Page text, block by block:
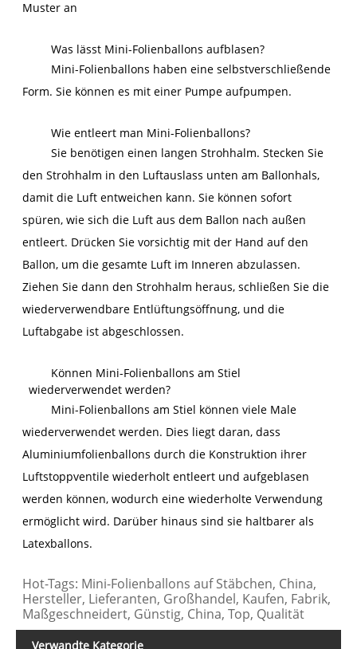
Muster an
Was lässt Mini-Folienballons aufblasen?
Mini-Folienballons haben eine selbstverschließende
Form. Sie können es mit einer Pumpe aufpumpen.
Wie entleert man Mini-Folienballons?
Sie benötigen einen langen Strohhalm. Stecken Sie
den Strohhalm in den Luftauslass unten am Ballonhals,
damit die Luft entweichen kann. Sie können sofort
spüren, wie sich die Luft aus dem Ballon nach außen
entleert. Drücken Sie vorsichtig mit der Hand auf den
Ballon, um die gesamte Luft im Inneren abzulassen.
Ziehen Sie dann den Strohhalm heraus, schließen Sie die
wiederverwendbare Entlüftungsöffnung, und die
Luftabgabe ist abgeschlossen.
Können Mini-Folienballons am Stiel
wiederverwendet werden?
Mini-Folienballons am Stiel können viele Male
wiederverwendet werden. Dies liegt daran, dass
Aluminiumfolienballons durch die Konstruktion ihrer
Luftstoppventile wiederholt entleert und aufgeblasen
werden können, wodurch eine wiederholte Verwendung
ermöglicht wird. Darüber hinaus sind sie haltbarer als
Latexballons.
Hot-Tags: Mini-Folienballons auf Stäbchen, China,
Hersteller, Lieferanten, Großhandel, Kaufen, Fabrik,
Maßgeschneidert, Günstig, China, Top, Qualität
Verwandte Kategorie